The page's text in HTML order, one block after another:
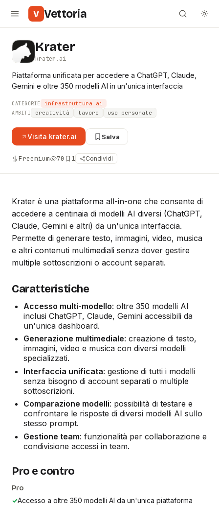
V Vettoria
Krater
krater.ai
Piattaforma unificata per accedere a ChatGPT, Claude,
Gemini e oltre 350 modelli AI in un'unica interfaccia
CATEGORIE infrastruttura ai
AMBITI creatività lavoro uso personale
Visita krater.ai Salva
Freemium 70 1 Condividi
Krater è una piattaforma all-in-one che consente di
accedere a centinaia di modelli AI diversi (ChatGPT,
Claude, Gemini e altri) da un'unica interfaccia.
Permette di generare testo, immagini, video, musica
e altri contenuti multimediali senza dover gestire
multiple sottoscrizioni o account separati.
Caratteristiche
Accesso multi-modello: oltre 350 modelli AI
inclusi ChatGPT, Claude, Gemini accessibili da
un'unica dashboard.
Generazione multimediale: creazione di testo,
immagini, video e musica con diversi modelli
specializzati.
Interfaccia unificata: gestione di tutti i modelli
senza bisogno di account separati o multiple
sottoscrizioni.
Comparazione modelli: possibilità di testare e
confrontare le risposte di diversi modelli AI sullo
stesso prompt.
Gestione team: funzionalità per collaborazione e
condivisione accessi in team.
Pro e contro
Pro
✓Accesso a oltre 350 modelli AI da un'unica piattaforma